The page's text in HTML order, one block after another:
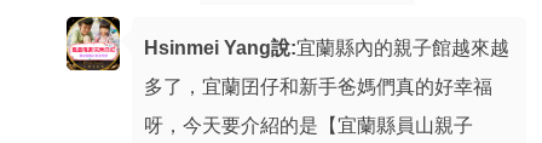
Hsinmei Yang說:宜蘭縣內的親子館越來越
多了，宜蘭囝仔和新手爸媽們真的好幸福
呀，今天要介紹的是【宜蘭縣員山親子